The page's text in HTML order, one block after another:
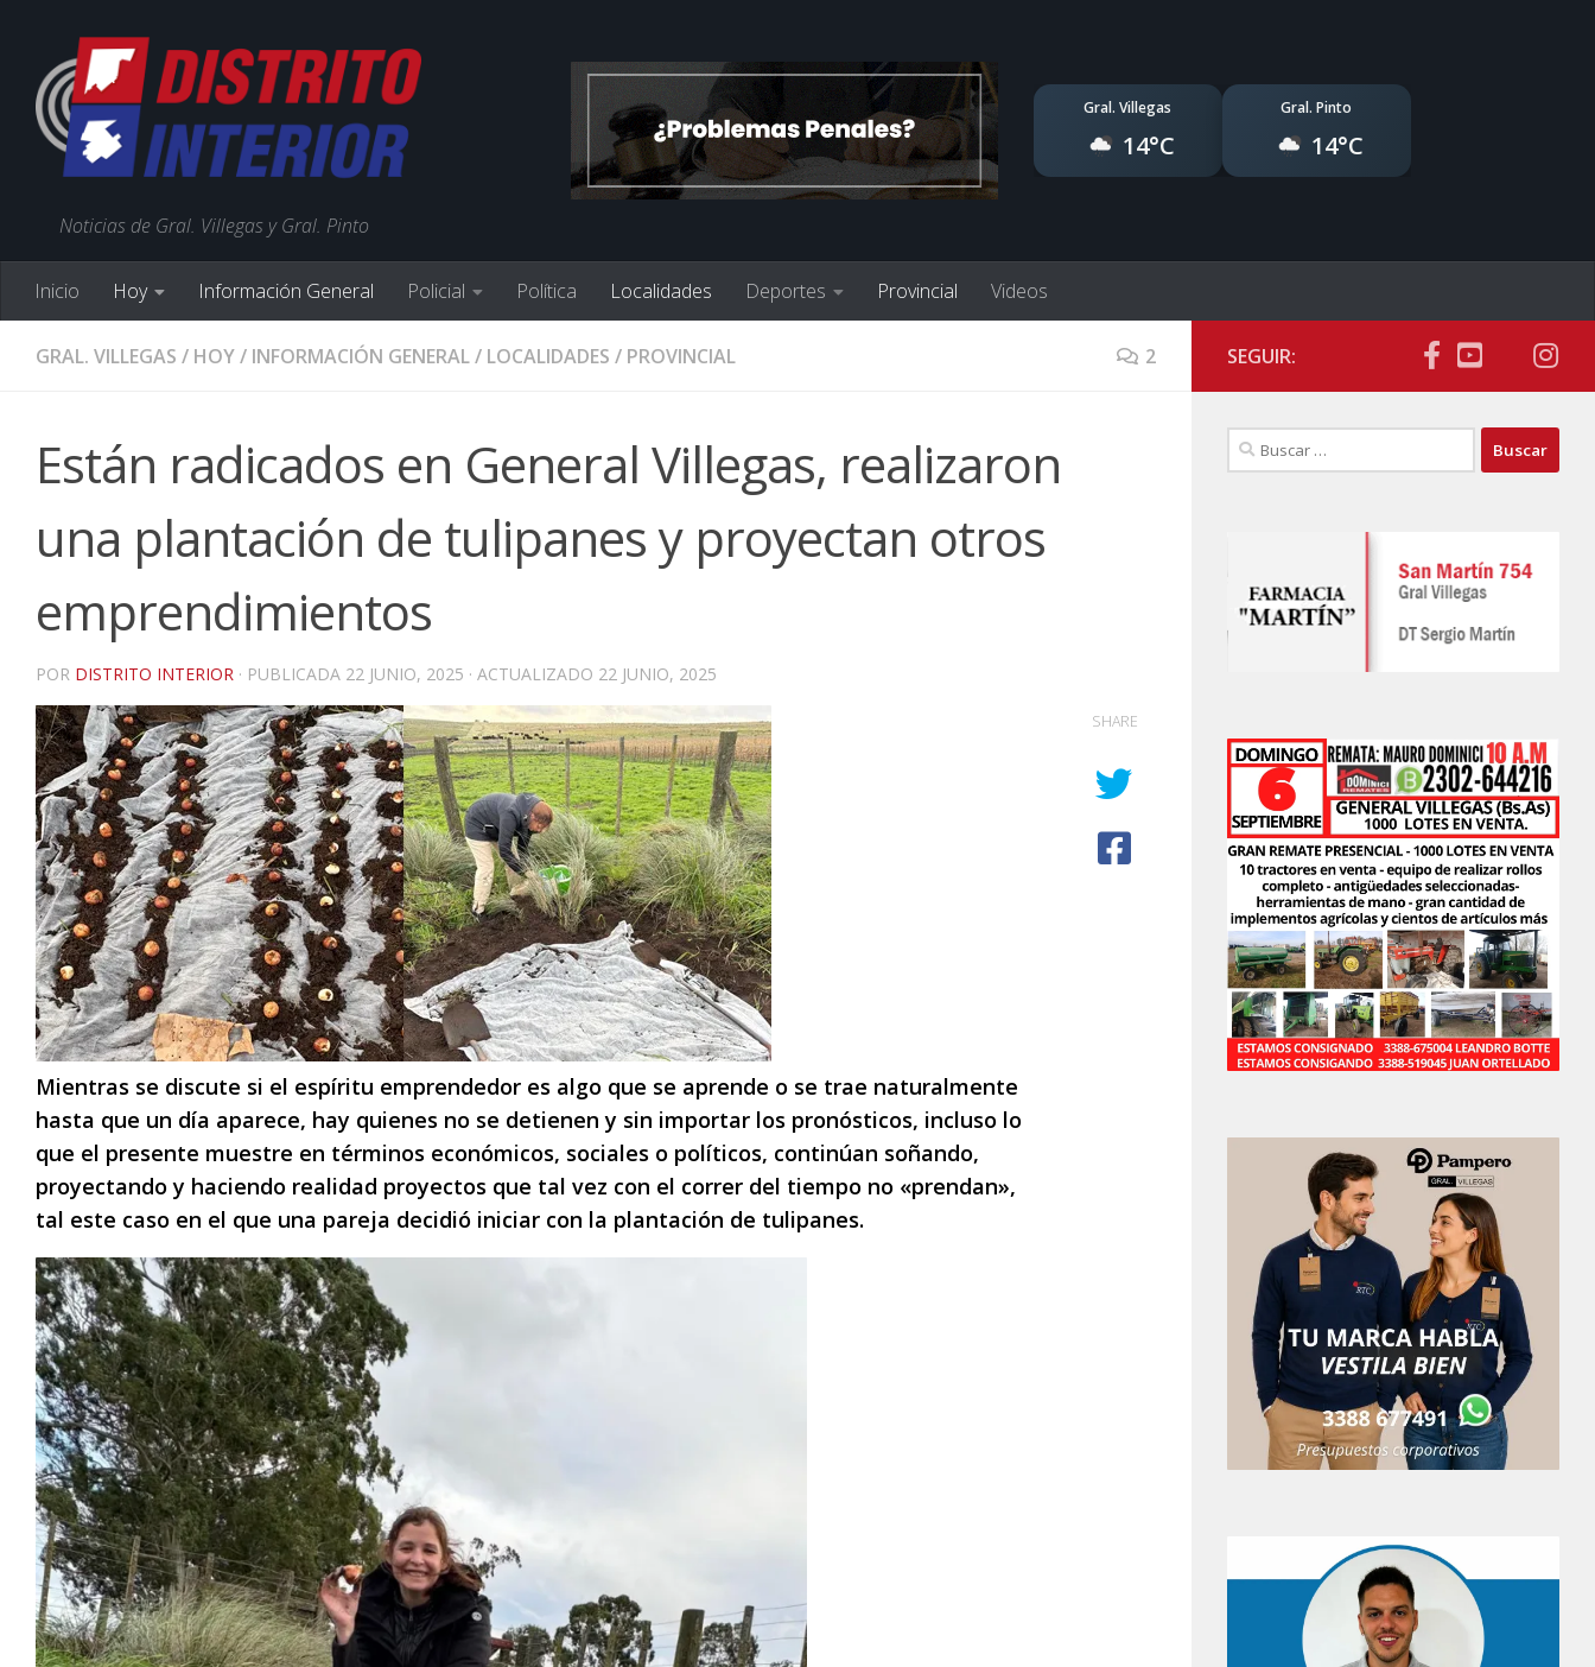
Noticias de Gral. Villegas y Gral. Pinto
Gral. Villegas
14°C
Gral. Pinto
14°C
Inicio Hoy Información General Policial Política Localidades Deportes Provincial Videos
GRAL. VILLEGAS / HOY/ INFORMACIÓN GENERAL/ LOCALIDADES / PROVINCIAL 2
Están radicados en General Villegas, realizaron
una plantación de tulipanes y proyectan otros
emprendimientos
POR DISTRITO INTERIOR · PUBLICADA 22 JUNIO, 2025 · ACTUALIZADO 22 JUNIO, 2025
Mientras se discute si el espíritu emprendedor es algo que se aprende o se trae naturalmente
hasta que un día aparece, hay quienes no se detienen y sin importar los pronósticos, incluso lo
que el presente muestre en términos económicos, sociales o políticos, continúan soñando,
proyectando y haciendo realidad proyectos que tal vez con el correr del tiempo no «prendan»,
tal este caso en el que una pareja decidió iniciar con la plantación de tulipanes.
SHARE
SEGUIR:
Buscar: